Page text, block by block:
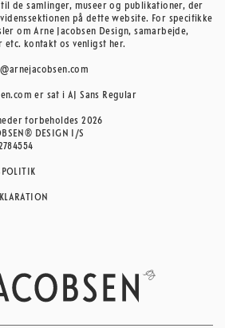
til de samlinger, museer og publikationer, der
på dette website. For specifikke
om Arne Jacobsen Design, samarbejde,
etc. kontakt os venligst her.
er sat i AJ Sans Regular
forbeholdes 2026
DESIGN I/S